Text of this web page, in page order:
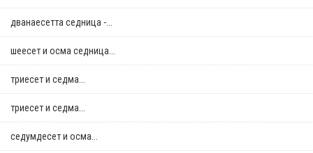
дванаесетта седница -...
шеесет и осма седница...
триесет и седма...
триесет и седма...
седумдесет и осма...